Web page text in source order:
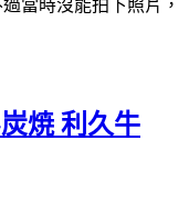
當時沒能拍下照片，
焼 利久牛